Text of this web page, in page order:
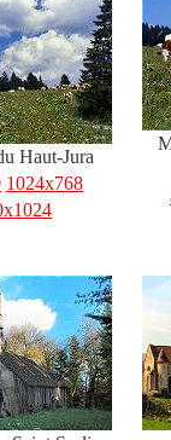
Haut-Jura
1024x768